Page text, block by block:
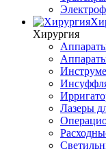
Хирургия
Лазеры